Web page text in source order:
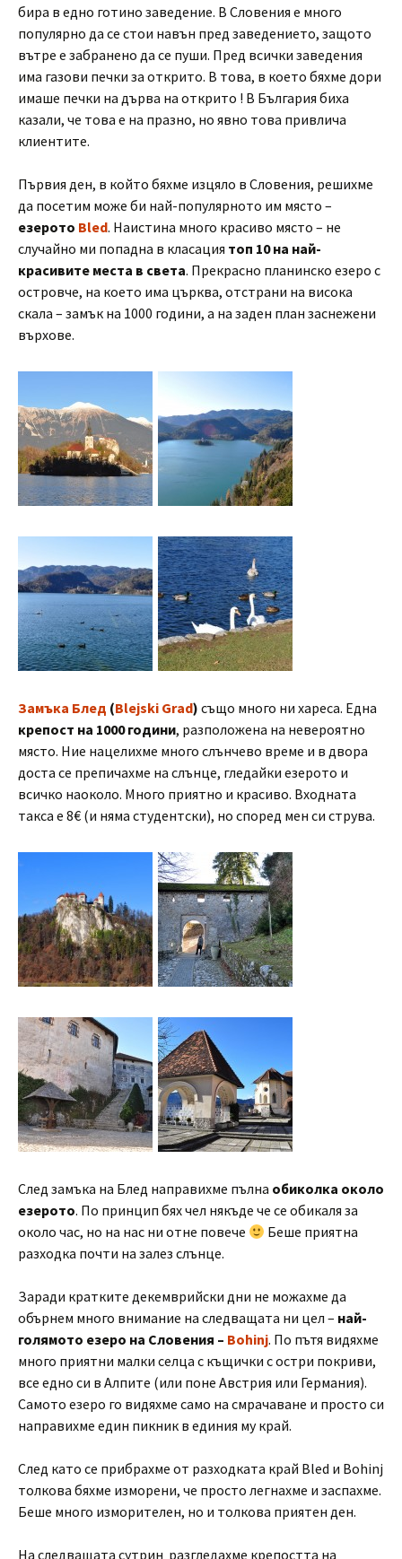
бира в едно готино заведение. В Словения е много
популярно да се стои навън пред заведението, защото
вътре е забранено да се пуши. Пред всички заведения
има газови печки за открито. В това, в което бяхме дори
имаше печки на дърва на открито ! В България биха
казали, че това е на празно, но явно това привлича
клиентите.
Първия ден, в който бяхме изцяло в Словения, решихме
да посетим може би най-популярното им място –
езерото Bled. Наистина много красиво място – не
случайно ми попадна в класация топ 10 на най-
красивите места в света. Прекрасно планинско езеро с
островче, на което има църква, отстрани на висока
скала – замък на 1000 години, а на заден план заснежени
върхове.
Замъка Блед (Blejski Grad) също много ни хареса. Една
крепост на 1000 години, разположена на невероятно
място. Ние нацелихме много слънчево време и в двора
доста се препичахме на слънце, гледайки езерото и
всичко наоколо. Много приятно и красиво. Входната
такса е 8€ (и няма студентски), но според мен си струва.
След замъка на Блед направихме пълна обиколка около
езерото. По принцип бях чел някъде че се обикаля за
около час, но на нас ни отне повече
Беше приятна
разходка почти на залез слънце.
Заради кратките декемврийски дни не можахме да
обърнем много внимание на следващата ни цел – най-
голямото езеро на Словения – Bohinj. По пътя видяхме
много приятни малки селца с къщички с остри покриви,
все едно си в Алпите (или поне Австрия или Германия).
Самото езеро го видяхме само на смрачаване и просто си
направихме един пикник в единия му край.
След като се прибрахме от разходката край Bled и Bohinj
толкова бяхме изморени, че просто легнахме и заспахме.
Беше много изморителен, но и толкова приятен ден.
На следващата сутрин разгледахме крепостта на